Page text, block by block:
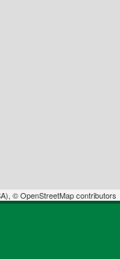
), © OpenStreetMap contributors